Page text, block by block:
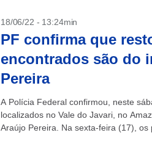
18/06/22 - 13:24min
PF confirma que
encontrados são do
Pereira
A Polícia Federal confirmou, neste
localizados no Vale do Javari, no
Araújo Pereira. Na sexta-feira (17), os